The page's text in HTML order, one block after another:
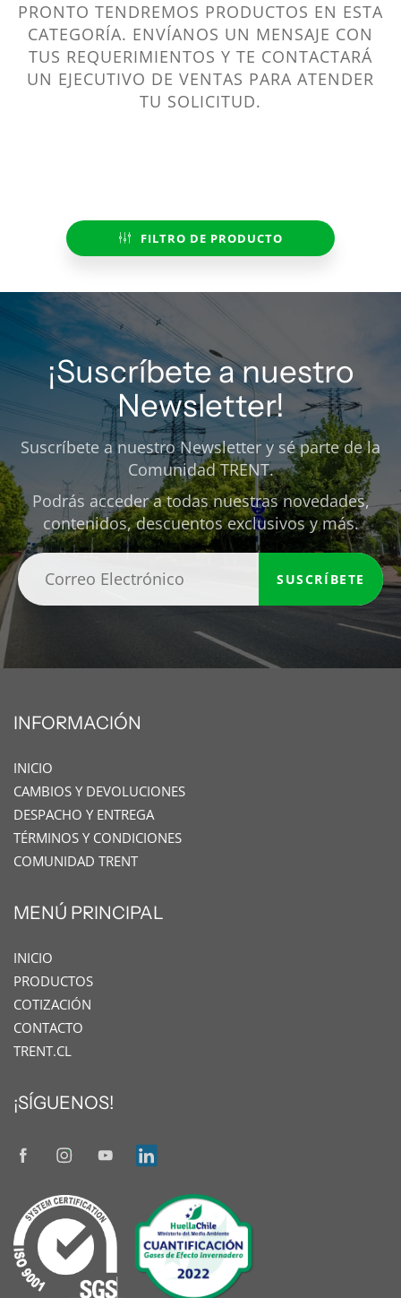
FILTRO DE PRODUCTO
PRONTO TENDREMOS PRODUCTOS EN ESTA
CATEGORÍA. ENVÍANOS UN MENSAJE CON
TUS REQUERIMIENTOS Y TE CONTACTARÁ
UN EJECUTIVO DE VENTAS PARA ATENDER
TU SOLICITUD.
¡Suscríbete a nuestro
Newsletter!
Suscríbete a nuestro Newsletter y sé parte de la
Comunidad TRENT.
Podrás acceder a todas nuestras novedades,
contenidos, descuentos exclusivos y más.
SUSCRÍBETE
INFORMACIÓN
INICIO
CAMBIOS Y DEVOLUCIONES
DESPACHO Y ENTREGA
TÉRMINOS Y CONDICIONES
COMUNIDAD TRENT
MENÚ PRINCIPAL
INICIO
PRODUCTOS
COTIZACIÓN
CONTACTO
TRENT.CL
¡SÍGUENOS!